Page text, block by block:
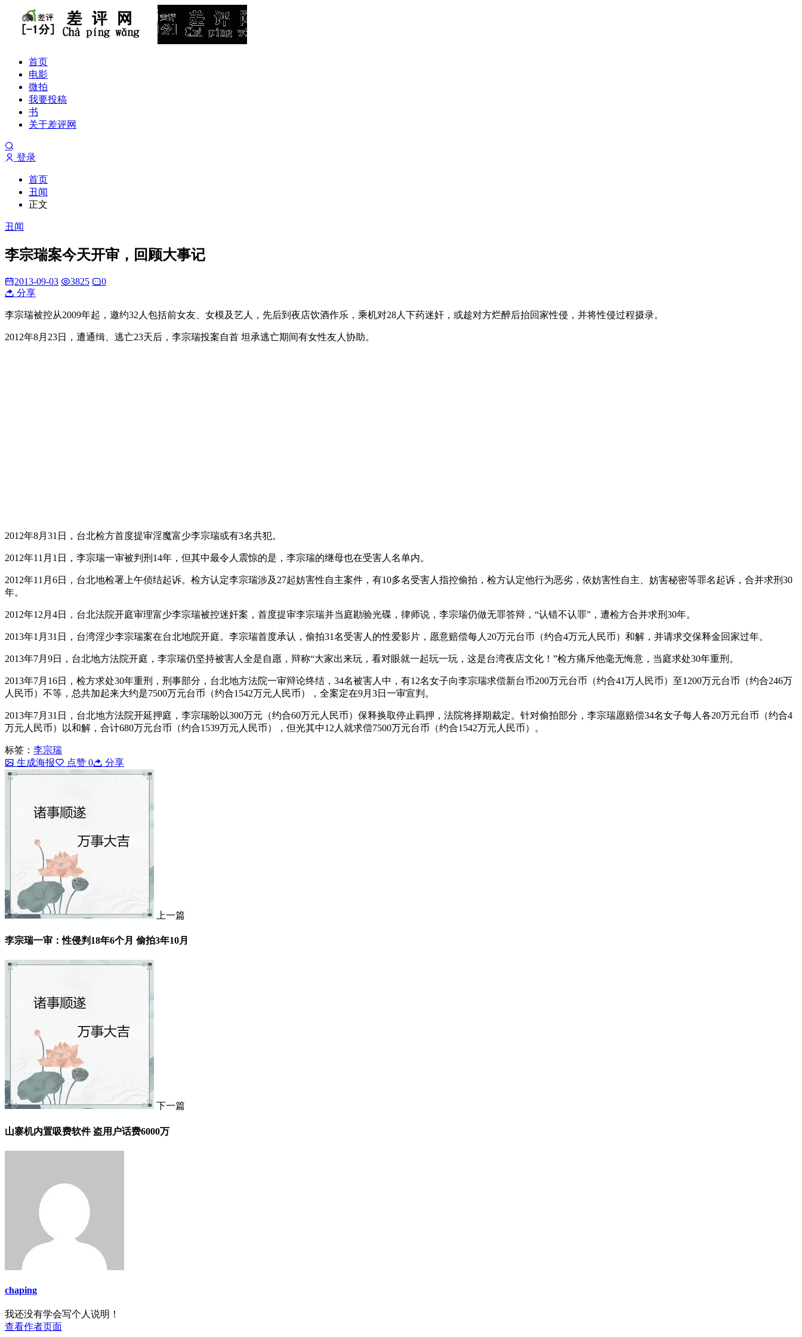
首页
电影
微拍
我要投稿
书
关于差评网
登录
首页
丑闻
正文
丑闻
李宗瑞案今天开审，回顾大事记
2013-09-03 3825
0
分享
李宗瑞被控从2009年起，邀约32人包括前女友、女模及艺人，先后到夜店饮酒作乐，乘机对28人下药迷奸，或趁对方烂醉后抬回家性侵，并将性侵过程摄录。
2012年8月23日，遭通缉、逃亡23天后，李宗瑞投案自首 坦承逃亡期间有女性友人协助。
2012年8月31日，台北检方首度提审淫魔富少李宗瑞或有3名共犯。
2012年11月1日，李宗瑞一审被判刑14年，但其中最令人震惊的是，李宗瑞的继母也在受害人名单内。
2012年11月6日，台北地检署上午侦结起诉。检方认定李宗瑞涉及27起妨害性自主案件，有10多名受害人指控偷拍，检方认定他行为恶劣，依妨害性自主、妨害秘密等罪名起诉，合并求刑30
年。
2012年12月4日，台北法院开庭审理富少李宗瑞被控迷奸案，首度提审李宗瑞并当庭勘验光碟，律师说，李宗瑞仍做无罪答辩，“认错不认罪”，遭检方合并求刑30年。
2013年1月31日，台湾淫少李宗瑞案在台北地院开庭。李宗瑞首度承认，偷拍31名受害人的性爱影片，愿意赔偿每人20万元台币（约合4万元人民币）和解，并请求交保释金回家过年。
2013年7月9日，台北地方法院开庭，李宗瑞仍坚持被害人全是自愿，辩称“大家出来玩，看对眼就一起玩一玩，这是台湾夜店文化！”检方痛斥他毫无悔意，当庭求处30年重刑。
2013年7月16日，检方求处30年重刑，刑事部分，台北地方法院一审辩论终结，34名被害人中，有12名女子向李宗瑞求偿新台币200万元台币（约合41万人民币）至1200万元台币（约合246万
人民币）不等，总共加起来大约是7500万元台币（约合1542万元人民币），全案定在9月3日一审宣判。
2013年7月31日，台北地方法院开延押庭，李宗瑞盼以300万元（约合60万元人民币）保释换取停止羁押，法院将择期裁定。针对偷拍部分，李宗瑞愿赔偿34名女子每人各20万元台币（约合4
万元人民币）以和解，合计680万元台币（约合1539万元人民币），但光其中12人就求偿7500万元台币（约合1542万元人民币）。
标签： 李宗瑞
生成海报
点赞 0 分享
上一篇
李宗瑞一审：性侵判18年6个月 偷拍3年10月
下一篇
山寨机内置吸费软件 盗用户话费6000万
chaping
我还没有学会写个人说明！
查看作者页面